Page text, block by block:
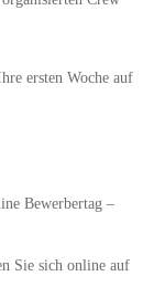
ersten Woche auf
Bewerbertag –
Sie sich online auf